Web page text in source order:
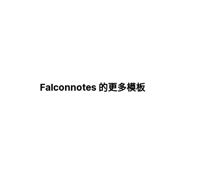
Falconnotes 的更多模板